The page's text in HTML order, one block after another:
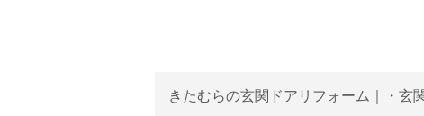
きたむらの玄関ドアリフォーム｜・玄